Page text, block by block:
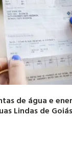
de água e
Lindas de Goiás